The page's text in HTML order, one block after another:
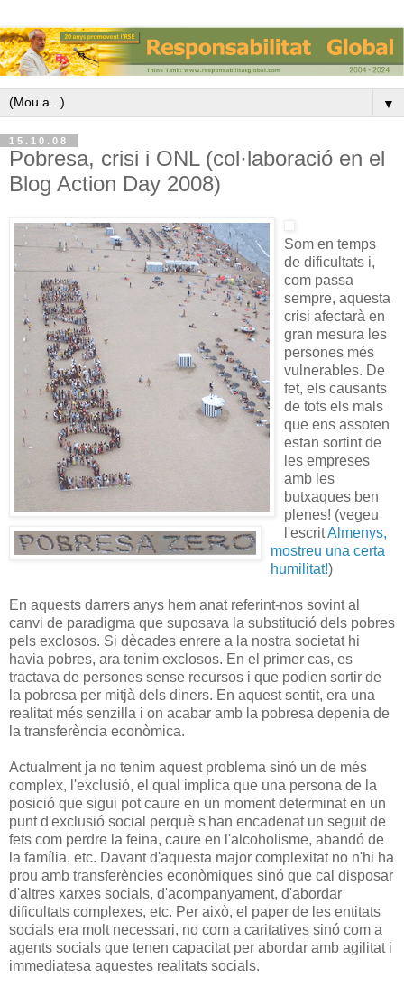
▼
15.10.08
Pobresa, crisi i ONL (col·laboració en el
Blog Action Day 2008)
Som en temps
de dificultats i,
com passa
sempre, aquesta
crisi afectarà en
gran mesura les
persones més
vulnerables. De
fet, els causants
de tots els mals
que ens assoten
estan sortint de
les empreses
amb les
butxaques ben
plenes! (vegeu
l'escritAlmenys,
mostreu una certa
humilitat!)
En aquests darrers anys hem anat referint-nos sovint al
canvi de paradigma que suposava la substitució dels pobres
pels exclosos. Si dècades enrere a la nostra societat hi
havia pobres, ara tenim exclosos. En el primer cas, es
tractava de persones sense recursos i que podien sortir de
la pobresa per mitjà dels diners. En aquest sentit, era una
realitat més senzilla i on acabar amb la pobresa depenia de
la transferència econòmica.
Actualment ja no tenim aquest problema sinó un de més
complex, l'exclusió, el qual implica que una persona de la
posició que sigui pot caure en un moment determinat en un
punt d'exclusió social perquè s'han encadenat un seguit de
fets com perdre la feina, caure en l'alcoholisme, abandó de
la família, etc. Davant d'aquesta major complexitat no n'hi ha
prou amb transferències econòmiques sinó que cal disposar
d'altres xarxes socials, d'acompanyament, d'abordar
dificultats complexes, etc. Per això, el paper de les entitats
socials era molt necessari, no com a caritatives sinó com a
agents socials que tenen capacitat per abordar amb agilitat i
immediatesa aquestes realitats socials.